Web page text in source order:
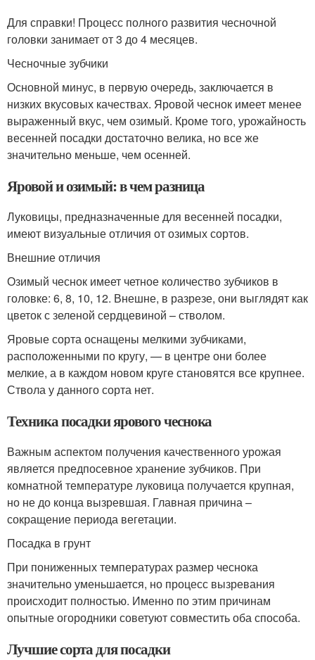
Для справки! Процесс полного развития чесночной
головки занимает от 3 до 4 месяцев.
Чесночные зубчики
Основной минус, в первую очередь, заключается в
низких вкусовых качествах. Яровой чеснок имеет менее
выраженный вкус, чем озимый. Кроме того, урожайность
весенней посадки достаточно велика, но все же
значительно меньше, чем осенней.
Яровой и озимый: в чем разница
Луковицы, предназначенные для весенней посадки,
имеют визуальные отличия от озимых сортов.
Внешние отличия
Озимый чеснок имеет четное количество зубчиков в
головке: 6, 8, 10, 12. Внешне, в разрезе, они выглядят как
цветок с зеленой сердцевиной – стволом.
Яровые сорта оснащены мелкими зубчиками,
расположенными по кругу, — в центре они более
мелкие, а в каждом новом круге становятся все крупнее.
Ствола у данного сорта нет.
Техника посадки ярового чеснока
Важным аспектом получения качественного урожая
является предпосевное хранение зубчиков. При
комнатной температуре луковица получается крупная,
но не до конца вызревшая. Главная причина –
сокращение периода вегетации.
Посадка в грунт
При пониженных температурах размер чеснока
значительно уменьшается, но процесс вызревания
происходит полностью. Именно по этим причинам
опытные огородники советуют совместить оба способа.
Лучшие сорта для посадки